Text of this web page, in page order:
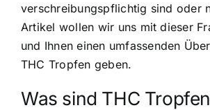
verschreibungspflichtig sind oder
Artikel wollen wir uns mit dieser
und Ihnen einen umfassenden
THC Tropfen geben.
Was sind THC